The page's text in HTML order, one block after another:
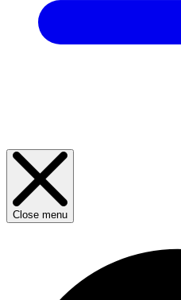
Close menu